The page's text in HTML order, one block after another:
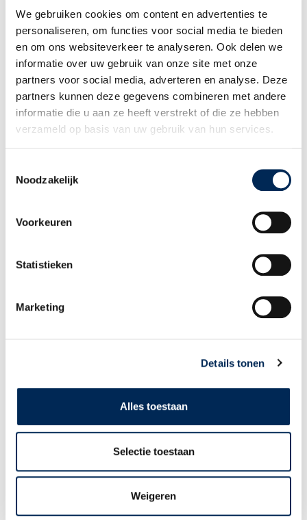
We gebruiken cookies om content en advertenties te
personaliseren, om functies voor social media te bieden
en om ons websiteverkeer te analyseren. Ook delen we
informatie over uw gebruik van onze site met onze
partners voor social media, adverteren en analyse. Deze
partners kunnen deze gegevens combineren met andere
informatie die u aan ze heeft verstrekt of die ze hebben
verzameld op basis van uw gebruik van hun services.
Noodzakelijk
Voorkeuren
Statistieken
Marketing
Details tonen
Alles toestaan
Selectie toestaan
Weigeren
WIE BENT U
Internationale werkgever
Adviseur en Partner
WIE ZIJN WIJ
Ons verhaal
Ons team
Werken bij Interfisc
Downloads
Praktische landeninformatie
+32 (0)3 825 5003
LOGIN PORTAL